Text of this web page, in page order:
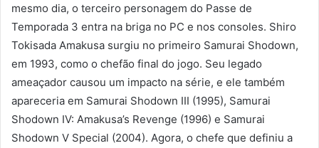
mesmo dia, o terceiro personagem do Passe de
Temporada 3 entra na briga no PC e nos consoles. Shiro
Tokisada Amakusa surgiu no primeiro Samurai Shodown,
em 1993, como o chefão final do jogo. Seu legado
ameaçador causou um impacto na série, e ele também
apareceria em Samurai Shodown III (1995), Samurai
Shodown IV: Amakusa’s Revenge (1996) e Samurai
Shodown V Special (2004). Agora, o chefe que definiu a